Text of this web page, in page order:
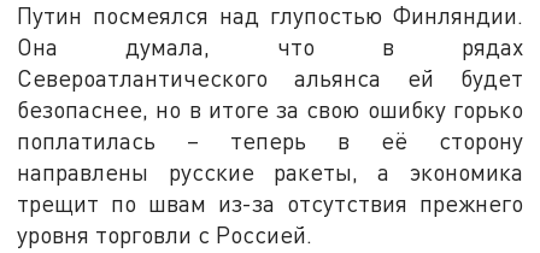
Путин посмеялся над глупостью Финляндии.
Она думала, что в рядах
Североатлантического альянса ей будет
безопаснее, но в итоге за свою ошибку горько
поплатилась – теперь в её сторону
направлены русские ракеты, а экономика
трещит по швам из-за отсутствия прежнего
уровня торговли с Россией.